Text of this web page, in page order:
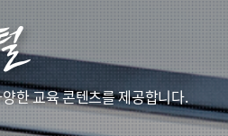
한 교육 콘텐츠를 제공합니다.